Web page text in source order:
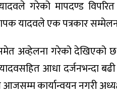
यादवले गरेको मापदण्ड
यादवले एक पत्रकार
गरेको देखिएको छ
आधा दर्जनभन्दा
आजसम्म कार्यान्वयन नगरी